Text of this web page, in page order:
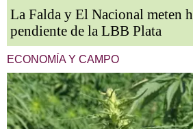
La Falda y El Nacional meten
pendiente de la LBB Plata
ECONOMÍA Y CAMPO